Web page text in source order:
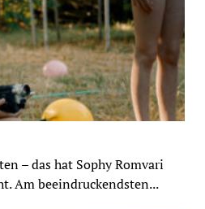
– das hat Sophy Romvari
Am beeindruckendsten...